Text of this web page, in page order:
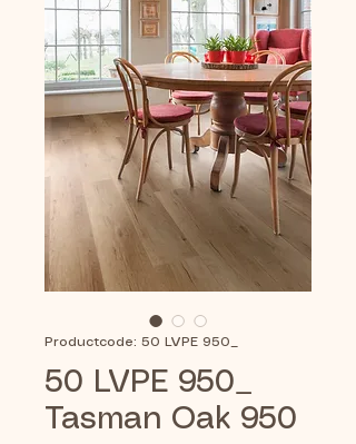
Productcode: 50 LVPE 950_
50 LVPE 950_
Tasman Oak 950